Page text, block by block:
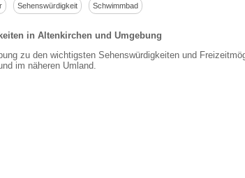
Sehenswürdigkeit Schwimmbad
in Altenkirchen und Umgebung
zu den wichtigsten Sehenswürdigkeiten und
im näheren Umland.